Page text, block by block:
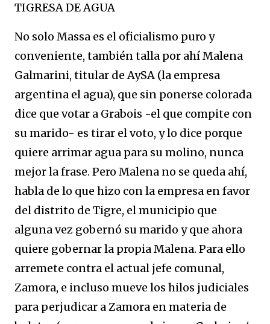
TIGRESA DE AGUA
No solo Massa es el oficialismo puro y
conveniente, también talla por ahí Malena
Galmarini, titular de AySA (la empresa
argentina el agua), que sin ponerse colorada
dice que votar a Grabois -el que compite con
su marido- es tirar el voto, y lo dice porque
quiere arrimar agua para su molino, nunca
mejor la frase. Pero Malena no se queda ahí,
habla de lo que hizo con la empresa en favor
del distrito de Tigre, el municipio que
alguna vez gobernó su marido y que ahora
quiere gobernar la propia Malena. Para ello
arremete contra el actual jefe comunal,
Zamora, e incluso mueve los hilos judiciales
para perjudicar a Zamora en materia de